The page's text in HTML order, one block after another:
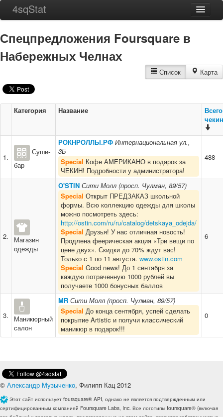
4sqStat
Города
ТОП 256
Контакты
Спецпредложения Foursquare в
Набережных Челнах
Список Карта
Категория Название
Всего
1.
Суши-
бар
РОКНРОЛЛЫ.РФ Интернациональная ул.,
3Б
Special Кофе АМЕРИКАНО в подарок за
ЧЕКИН! Подробности у администратора!
488
2.
Магазин
одежды
O'STIN Сити Молл (просп. Чулман, 89/57)
Special Открыт ПРЕДЗАКАЗ школьной
формы. Всю коллекцию одежды для школы
можно посмотреть здесь:
http://ostin.com/ru/ru/catalog/detskaya_odejda/
Special Друзья! У нас отличная новость!
Продлена феерическая акция «Три вещи по
цене двух». Скидки до 70% ждут вас!
Только с 1 по 11 августа. www.ostin.com
Special Good news! До 1 сентября за
каждую потраченную 1000 рублей вы
получаете 1000 бонусных баллов
6
3.
Маникюрный
салон
MR Сити Молл (просп. Чулман, 89/57)
Special До конца сентября, успей сделать
покрытие Artistic и получи классический
маникюр в подарок!!!
0
© Александр Музыченко, Филипп Кац 2012
Этот сайт использует foursquare® API, однако не является подтвержденным или
сертифицированным компанией Foursquare Labs, Inc. Все логотипы foursquare® (включая